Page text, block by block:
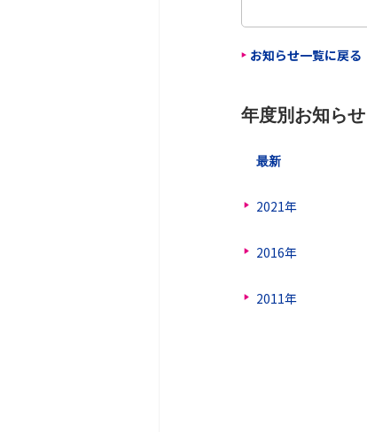
お知らせ一覧に戻る
年度別お知らせ
最新
2021年
2016年
2011年